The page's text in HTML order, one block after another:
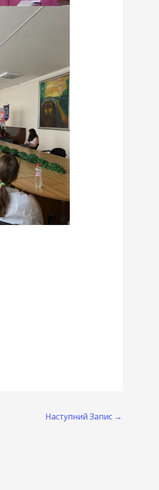
Наступний Запис →